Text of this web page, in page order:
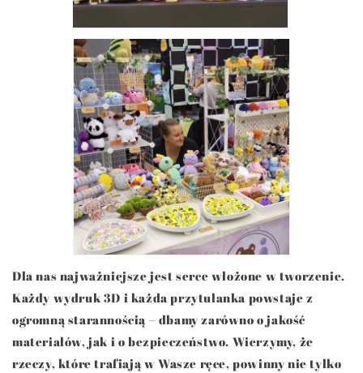
Dla nas najważniejsze jest serce włożone w tworzenie.
Każdy wydruk 3D i każda przytulanka powstaje z
ogromną starannością – dbamy zarówno o jakość
materiałów, jak i o bezpieczeństwo. Wierzymy, że
rzeczy, które trafiają w Wasze ręce, powinny nie tylko